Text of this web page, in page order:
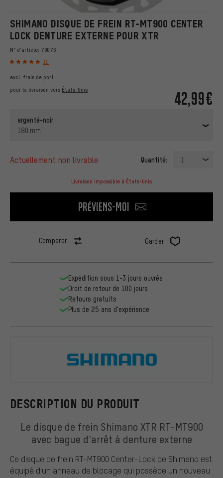
SHIMANO DISQUE DE FREIN RT-MT900 CENTER
LOCK DENTURE EXTERNE POUR XTR
N° d'article: 79076
10
42,99€
excl. frais de port
pour la livraison vers États-Unis
argenté-noir
180 mm
actuellement non livrable Quantité: 1
Livraison impossible à États-Unis
Préviens-moi
Comparer Garder
DESCRIPTION DU PRODUIT
Le disque de frein Shimano XTR RT-MT900
avec bague d'arrêt à denture externe
Ce disque de frein RT-MT900 Center-Lock de Shimano est
équipé d'un anneau de blocage qui possède un nouveau
Expédition sous 1-3 jours ouvrés
Droit de retour de 100 jours
Retours gratuits
Plus de 25 ans d'expérience
Shimano